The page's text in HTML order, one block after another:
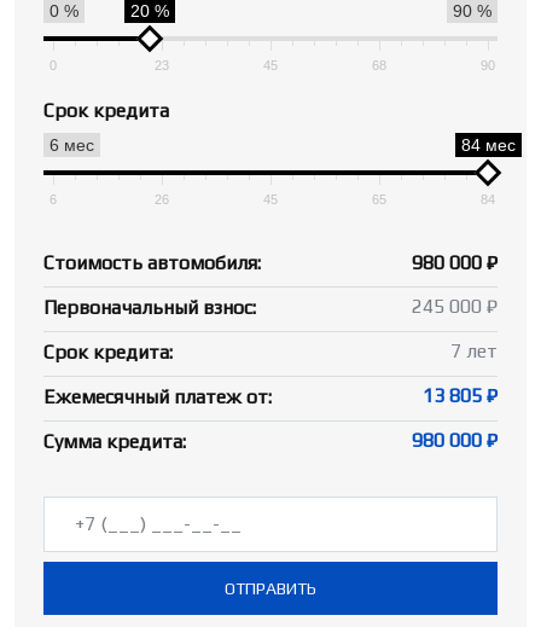
0 % 90 %
20 %
0 23 45 68 90
Срок кредита
6 мес 84 мес
6 26 45 65 84
Стоимость автомобиля:
980 000 ₽
Первоначальный взнос:
245 000 ₽
Срок кредита:
7 лет
Ежемесячный платеж от:
13 805 ₽
Сумма кредита:
980 000 ₽
ОТПРАВИТЬ